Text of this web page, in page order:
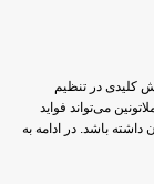
کلیدی در تنظیم
می‌تواند فواید
باشد. در ادامه به